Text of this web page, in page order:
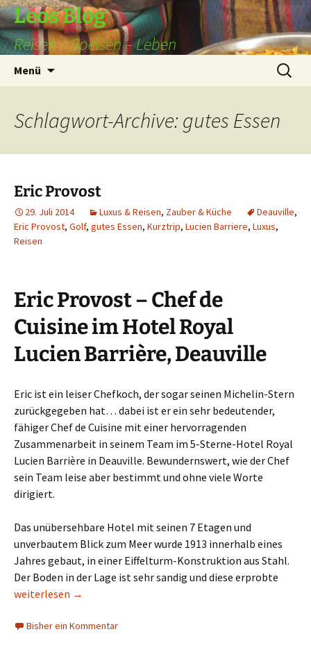
Leos Blog
Reisen – Speisen – Leben
Menü
Suchen
nach:
Schlagwort-Archive: gutes Essen
Eric Provost
29. Juli 2014 Luxus & Reisen, Zauber & Küche Deauville,
Eric Provost, Golf, gutes Essen, Kurztrip, Lucien Barriere, Luxus,
Reisen
Eric Provost – Chef de
Cuisine im Hotel Royal
Lucien Barrière, Deauville
Eric ist ein leiser Chefkoch, der sogar seinen Michelin-Stern
zurückgegeben hat… dabei ist er ein sehr bedeutender,
fähiger Chef de Cuisine mit einer hervorragenden
Zusammenarbeit in seinem Team im 5-Sterne-Hotel Royal
Lucien Barrière in Deauville. Bewundernswert, wie der Chef
sein Team leise aber bestimmt und ohne viele Worte
dirigiert.
Das unübersehbare Hotel mit seinen 7 Etagen und
unverbautem Blick zum Meer wurde 1913 innerhalb eines
Jahres gebaut, in einer Eiffelturm-Konstruktion aus Stahl.
Der Boden in der Lage ist sehr sandig und diese erprobte
Eric Provost
weiterlesen →
Bisher ein Kommentar